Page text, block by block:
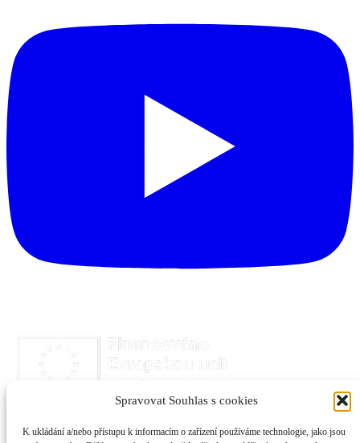
Spravovat Souhlas s cookies
K ukládání a/nebo přístupu k informacím o zařízení používáme technologie, jako jsou